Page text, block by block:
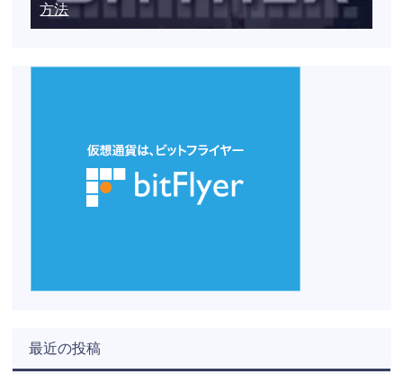
方法
最近の投稿